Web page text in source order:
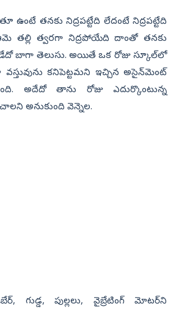
ఉంటే తనకు నిద్రపట్టేది లేదంటే నిద్రపట్టేది
తల్లి త్వరగా నిద్రపోయేది దాంతో తనకు
బాగా తెలుసు. అయితే ఒక రోజు స్కూల్‌లో
కనిపెట్టమని ఇచ్చిన అసైన్‌మెంట్‌
అదేదో తాను రోజు ఎదుర్కొంటున్న
అనుకుంది వెన్నెల.
గుడ్డ, పుల్లలు, వైబ్రేటింగ్‌ మోటర్‌ని